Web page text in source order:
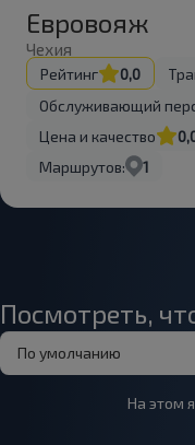
Евровояж
Чехия
Рейтинг 0,0
Обслуживающий
Цена и качество
Маршрутов:
1
Посмотреть,
По умолчанию
На этом